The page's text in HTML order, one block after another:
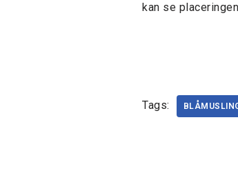
kan se
Tags: